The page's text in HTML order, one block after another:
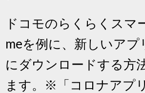
ドコモのらくらくスマ
meを例に、新しいアプ
にダウンロードする方
ます。※「コロナアプ